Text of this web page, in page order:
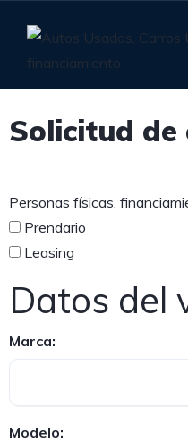
Solicitud de
Personas físicas,
Prendario
Leasing
Datos del
Marca:
Modelo: